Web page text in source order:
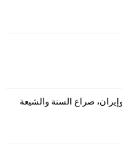
صراع السنة والشيعة